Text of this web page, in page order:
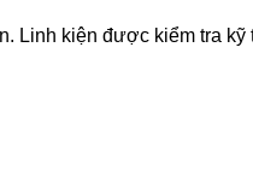
Linh kiện được kiểm tra